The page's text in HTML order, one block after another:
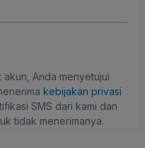
akun, Anda menyetujui
kebijakan privasi
SMS dari kami dan
tidak menerimanya.